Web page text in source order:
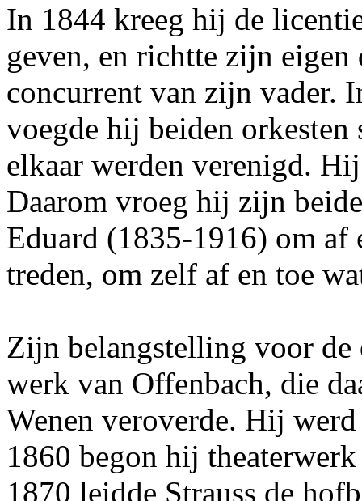
In 1844 kreeg hij de
geven, en richtte zijn
concurrent van zijn vader.
voegde hij beiden
elkaar werden verenigd.
Daarom vroeg hij zijn
Eduard (1835-1916) om af
treden, om zelf af en toe
Zijn belangstelling voor de
werk van Offenbach, die
Wenen veroverde. Hij
1860 begon hij
1870 leidde Strauss de